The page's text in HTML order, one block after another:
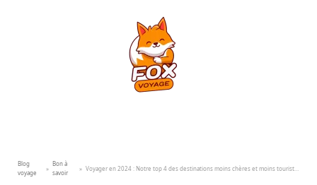
Blog
voyage
»
Bon à
savoir
»